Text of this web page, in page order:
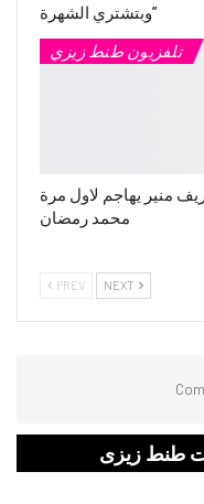
وبتشتري الشهرة”
تلفزيون طنط زيزي
منير يهاجم لاول مرة
محمد رمضان
PREV NEXT
طنط زيزى